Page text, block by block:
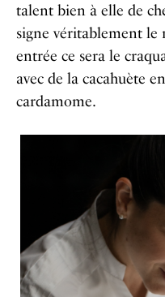
talent bien à elle de
signe véritablement le
entrée ce sera le
avec de la cacahuète
cardamome.